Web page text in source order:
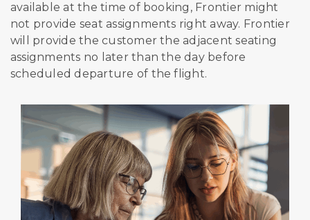
available at the time of booking, Frontier might
not provide seat assignments right away. Frontier
will provide the customer the adjacent seating
assignments no later than the day before
scheduled departure of the flight.